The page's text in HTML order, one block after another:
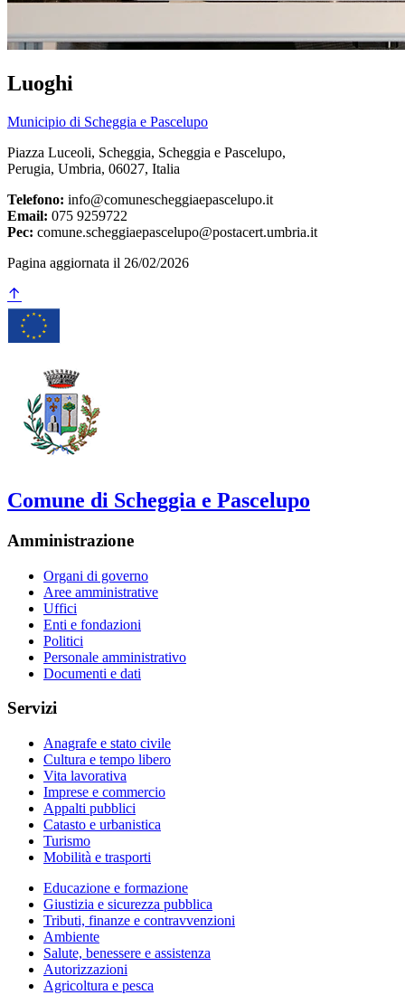
Luoghi
Municipio di Scheggia e Pascelupo
Piazza Luceoli, Scheggia, Scheggia e Pascelupo,
Perugia, Umbria, 06027, Italia
Telefono: info@comunescheggiaepascelupo.it
Email: 075 9259722
Pec: comune.scheggiaepascelupo@postacert.umbria.it
Pagina aggiornata il 26/02/2026
Comune di Scheggia e Pascelupo
Amministrazione
Organi di governo
Aree amministrative
Uffici
Enti e fondazioni
Politici
Personale amministrativo
Documenti e dati
Servizi
Anagrafe e stato civile
Cultura e tempo libero
Vita lavorativa
Imprese e commercio
Appalti pubblici
Catasto e urbanistica
Turismo
Mobilità e trasporti
Educazione e formazione
Giustizia e sicurezza pubblica
Tributi, finanze e contravvenzioni
Ambiente
Salute, benessere e assistenza
Autorizzazioni
Agricoltura e pesca